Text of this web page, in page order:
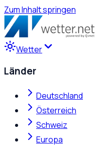
Zum Inhalt springen
Wetter
Länder
Deutschland
Österreich
Schweiz
Europa